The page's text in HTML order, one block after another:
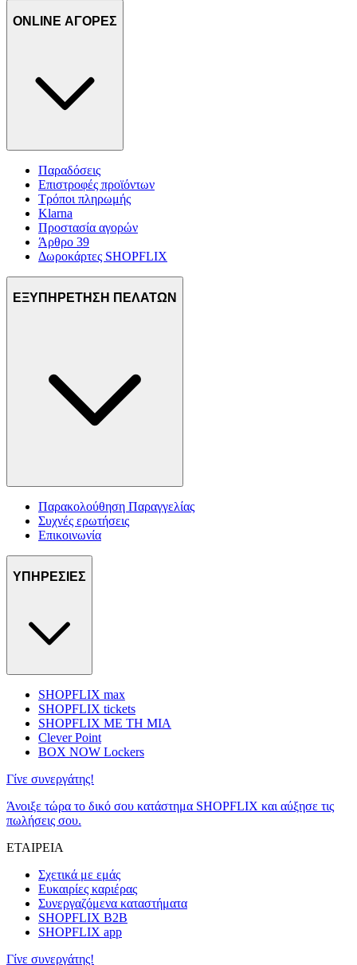
ONLINE ΑΓΟΡΕΣ
Παραδόσεις
Επιστροφές προϊόντων
Τρόποι πληρωμής
Klarna
Προστασία αγορών
Άρθρο 39
Δωροκάρτες SHOPFLIX
ΕΞΥΠΗΡΕΤΗΣΗ ΠΕΛΑΤΩΝ
Παρακολούθηση Παραγγελίας
Συχνές ερωτήσεις
Επικοινωνία
ΥΠΗΡΕΣΙΕΣ
SHOPFLIX max
SHOPFLIX tickets
SHOPFLIX ΜΕ ΤΗ ΜΙΑ
Clever Point
BOX NOW Lockers
Γίνε συνεργάτης!
Άνοιξε τώρα το δικό σου κατάστημα SHOPFLIX και αύξησε τις
πωλήσεις σου.
ΕΤΑΙΡΕΙΑ
Σχετικά με εμάς
Ευκαιρίες καριέρας
Συνεργαζόμενα καταστήματα
SHOPFLIX B2B
SHOPFLIX app
Γίνε συνεργάτης!